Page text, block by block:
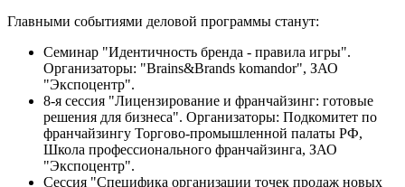
Главными событиями деловой программы станут:
Семинар "Идентичность бренда - правила игры".
Организаторы: "Brains&Brands komandor", ЗАО
"Экспоцентр".
8-я сессия "Лицензирование и франчайзинг: готовые
решения для бизнеса". Организаторы: Подкомитет по
франчайзингу Торгово-промышленной палаты РФ,
Школа профессионального франчайзинга, ЗАО
"Экспоцентр".
Сессия "Специфика организации точек продаж новых